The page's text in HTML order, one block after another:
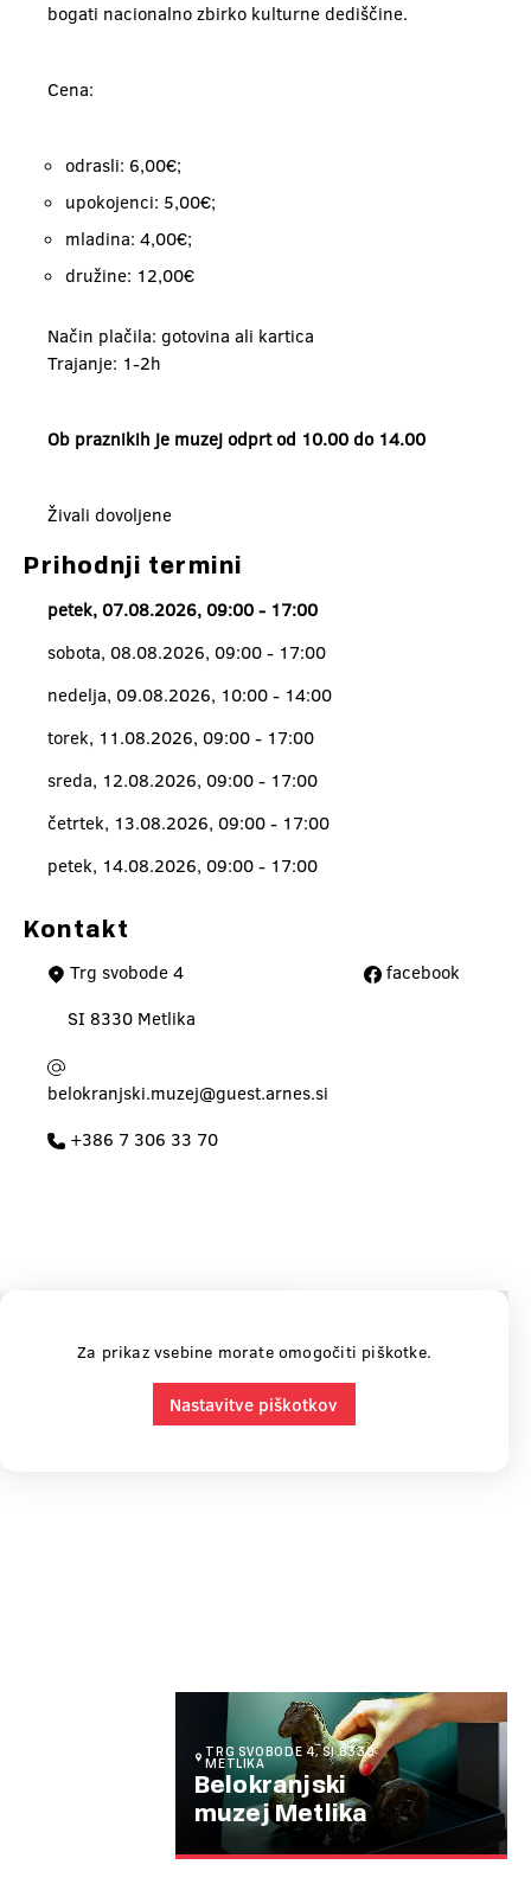
bogati nacionalno zbirko kulturne dediščine.
Cena:
odrasli: 6,00€;
upokojenci: 5,00€;
mladina: 4,00€;
družine: 12,00€
Način plačila: gotovina ali kartica
Trajanje: 1-2h
Ob praznikih je muzej odprt od 10.00 do 14.00
Živali dovoljene
Prihodnji termini
petek, 07.08.2026, 09:00 - 17:00
sobota, 08.08.2026, 09:00 - 17:00
nedelja, 09.08.2026, 10:00 - 14:00
torek, 11.08.2026, 09:00 - 17:00
sreda, 12.08.2026, 09:00 - 17:00
četrtek, 13.08.2026, 09:00 - 17:00
petek, 14.08.2026, 09:00 - 17:00
Kontakt
Trg svobode 4
SI 8330 Metlika
belokranjski.muzej@guest.arnes.si
+386 7 306 33 70
facebook
Za prikaz vsebine morate omogočiti piškotke.
Nastavitve piškotkov
TRG SVOBODE 4, SI 8330
METLIKA
Belokranjski
muzej Metlika